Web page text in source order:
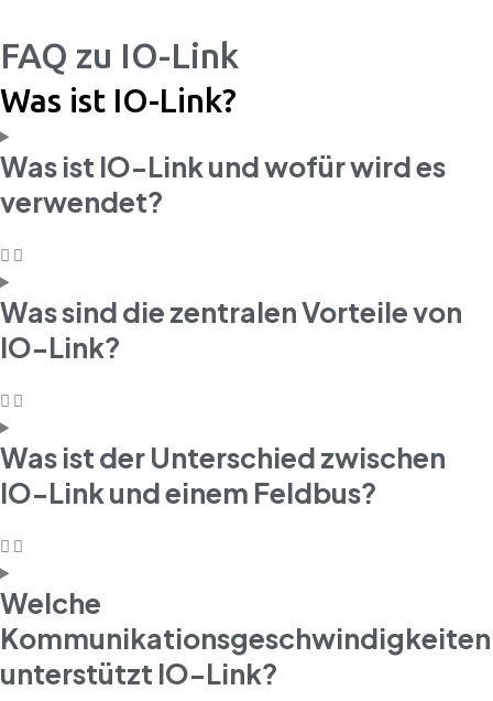
FAQ zu IO-Link
Was ist IO-Link?
Was ist IO-Link und wofür wird es
verwendet?
Was sind die zentralen Vorteile von
IO-Link?
Was ist der Unterschied zwischen
IO-Link und einem Feldbus?
Welche
Kommunikationsgeschwindigkeiten
unterstützt IO-Link?